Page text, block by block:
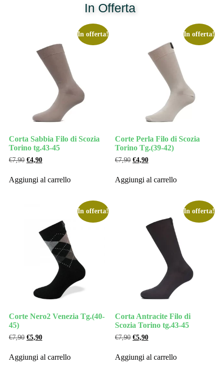
In Offerta
In offerta!
Corta Sabbia Filo di Scozia
Torino tg.43-45
€7,90 €4,90
Aggiungi al carrello
In offerta!
Corte Perla Filo di Scozia
Torino Tg.(39-42)
€7,90 €4,90
Aggiungi al carrello
In offerta!
Corte Nero2 Venezia Tg.(40-
45)
€7,90 €5,90
Aggiungi al carrello
In offerta!
Corta Antracite Filo di
Scozia Torino tg.43-45
€7,90 €5,90
Aggiungi al carrello